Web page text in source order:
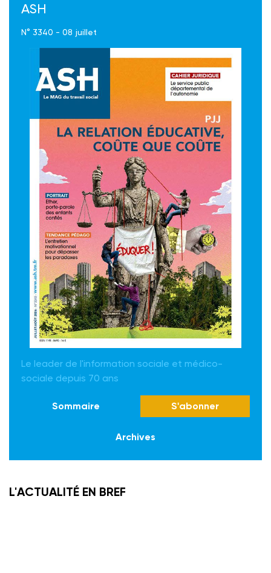
ASH
N° 3340 - 08 juillet
Le leader de l'information sociale et médico-
sociale depuis 70 ans
Sommaire S'abonner
Archives
L'ACTUALITÉ EN BREF